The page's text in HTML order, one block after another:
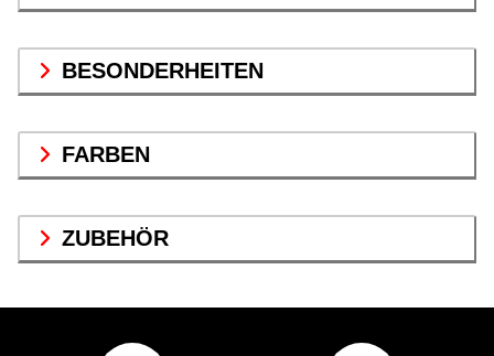
BESONDERHEITEN
FARBEN
ZUBEHÖR